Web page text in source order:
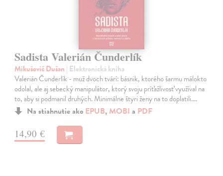
Sadista Valerián Čunderlík
Mikušovič Dušan | Elektronická kniha
Valerián Čunderlík - muž dvoch tvárí: básnik, ktorého šarmu málokto
odolal, ale aj sebecký manipulátor, ktorý svoju príťažlivosť využíval na
to, aby si podmanil druhých. Minimálne štyri ženy na to doplatili.…
Na stiahnutie ako EPUB, MOBI a PDF
14,90 €